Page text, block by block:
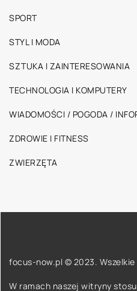
SPORT
STYL I MODA
SZTUKA I ZAINTERESOWANIA
TECHNOLOGIA I KOMPUTERY
WIADOMOŚCI / POGODA /
ZDROWIE I FITNESS
ZWIERZĘTA
focus-now.pl © 2023.
W ramach naszej witryny